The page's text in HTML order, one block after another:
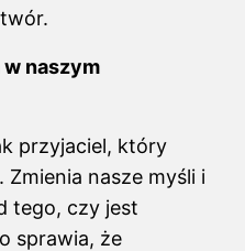
w naszym
przyjaciel, który
nasze myśli i
tego, czy jest
sprawia, że